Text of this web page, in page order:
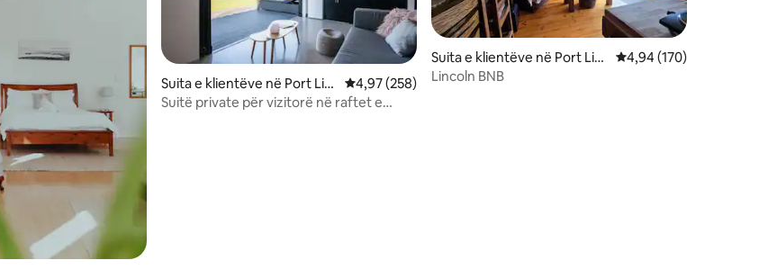
vlerësime
Suita e klientëve në Port Lin
coln
Vlerësimi mesatar 4,97 nga 5, 258 vlerësime
4,97 (258)
Suitë private për vizitorë në raftet e
Suita e klientëve në Port Lin
coln
Vlerësimi mesatar
4,94 (170)
Lincoln BNB